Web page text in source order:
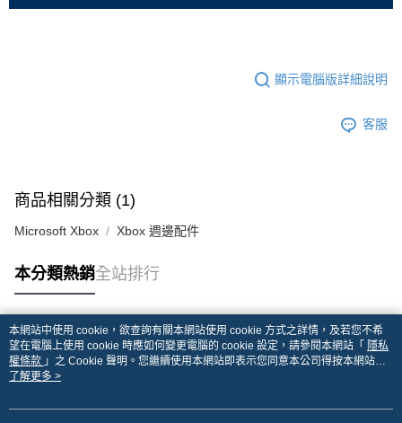
顯示電腦版詳細說明
客服
商品相關分類 (1)
Microsoft Xbox Xbox 週邊配件
本分類熱銷全站排行
熱門標籤
本網站中使用 cookie，欲查詢有關本網站使用 cookie 方式之詳情，及若您不希
望在電腦上使用 cookie 時應如何變更電腦的 cookie 設定，請參閱本網站「 隱私
權條款 」之 Cookie 聲明。您繼續使用本網站即表示您同意本公司得按本網站使
用條款之 Cookie 聲明使用 cookie。
了解更多 >